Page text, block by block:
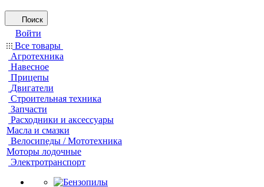
Поиск
Войти
Все товары
Агротехника
Навесное
Прицепы
Двигатели
Строительная техника
Запчасти
Расходники и аксессуары
Масла и смазки
Велосипеды / Мототехника
Моторы лодочные
Электротранспорт